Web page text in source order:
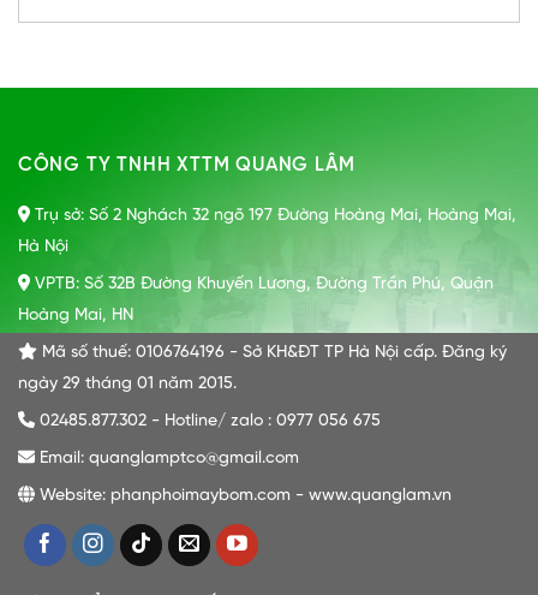
CÔNG TY TNHH XTTM QUANG LÂM
Trụ sở: Số 2 Nghách 32 ngõ 197 Đường Hoàng Mai, Hoàng Mai,
Hà Nội
VPTB: Số 32B Đường Khuyến Lương, Đường Trần Phú, Quận
Hoàng Mai, HN
Mã số thuế: 0106764196 - Sở KH&ĐT TP Hà Nội cấp. Đăng ký
ngày 29 tháng 01 năm 2015.
02485.877.302 - Hotline/ zalo : 0977 056 675
Email: quanglamptco@gmail.com
Website: phanphoimaybom.com - www.quanglam.vn